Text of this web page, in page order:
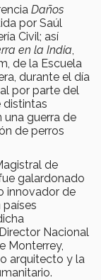
Daños
por Saúl
Civil; así
en la India
de la Escuela
durante el día
por parte del
distintas
una guerra de
de perros
de
galardonado
innovador de
Nacional
Monterrey,
arquitecto y la